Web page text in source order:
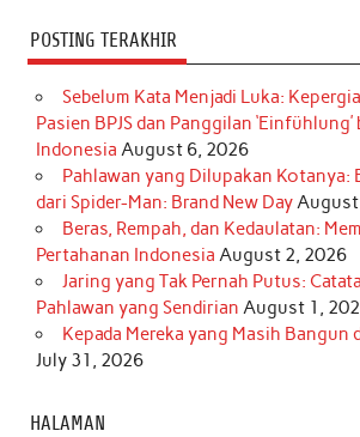
POSTING TERAKHIR
Sebelum Kata Menjadi Luka:
Pasien BPJS dan Panggilan ‘Einfühlung’
Indonesia August 6, 2026
Pahlawan yang Dilupakan Kotanya:
dari Spider-Man: Brand New Day
Beras, Rempah, dan Kedaulatan:
Pertahanan Indonesia August 2, 2026
Jaring yang Tak Pernah Putus:
Pahlawan yang Sendirian August 1,
Kepada Mereka yang Masih Bangun
July 31, 2026
HALAMAN